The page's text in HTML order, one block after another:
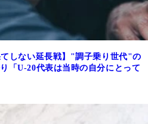
てしない延長戦】"調子乗り世代"の
「U-20代表は当時の自分にとって